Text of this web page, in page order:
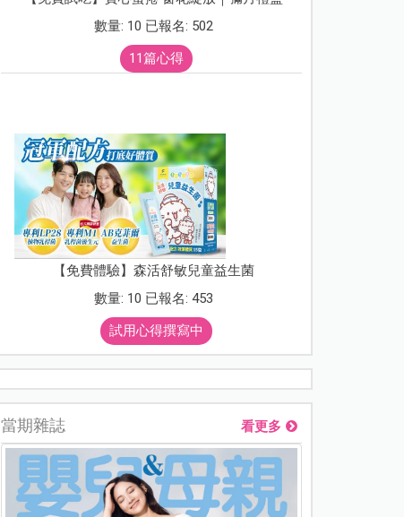
數量: 10 已報名: 502
11篇心得
【免費體驗】森活舒敏兒童益生菌
數量: 10 已報名: 453
試用心得撰寫中
當期雜誌 看更多